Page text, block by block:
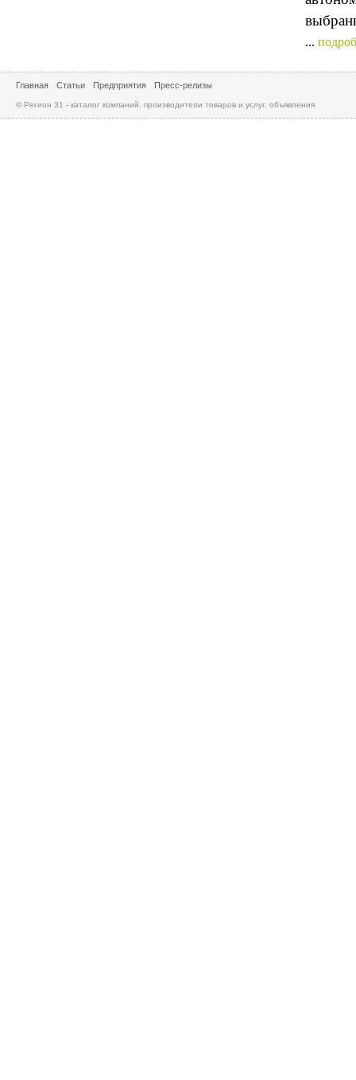
...
Главная Статьи Предприятия Пресс-релизы
© Регион 31 - каталог компаний, производители товаров и услуг, объявления